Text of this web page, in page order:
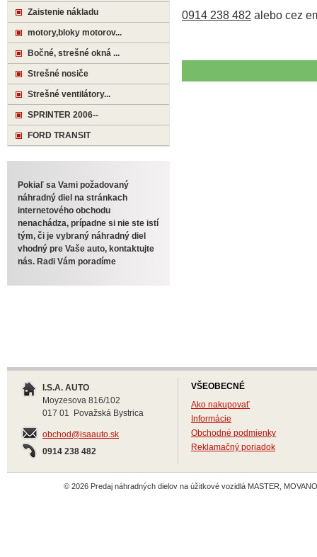
0914 238 482 alebo cez
Zaistenie nákladu
motory,bloky motorov...
Bočné, strešné okná ...
Strešné nosiče
Strešné ventilátory...
SPRINTER 2006--
FORD TRANSIT
Pokiaľ sa Vami požadovaný
náhradný diel na stránkach
internetového obchodu
nenachádza, prípadne si nie ste istí
tým, či je vybraný náhradný diel
vhodný pre Vaše auto, kontaktujte
nás. Radi Vám poradíme
I.S.A. AUTO
Moyzesova 816/102
017 01 Považská Bystrica
obchod@isaauto.sk
0914 238 482
VŠEOBECNÉ
Ako nakupovať
Informácie
Obchodné podmienky
Reklamačný poriadok
© 2026 Predaj náhradných dielov na úžitkové vozidlá MASTER,